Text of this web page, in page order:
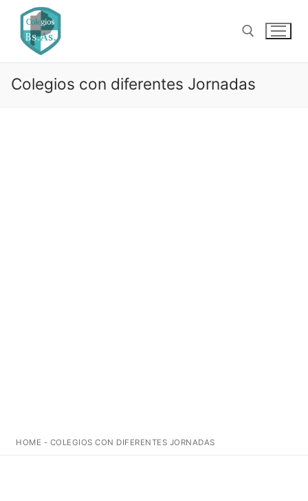
contenido
Buscar:
Colegios con diferentes Jornadas
HOME - COLEGIOS CON DIFERENTES JORNADAS